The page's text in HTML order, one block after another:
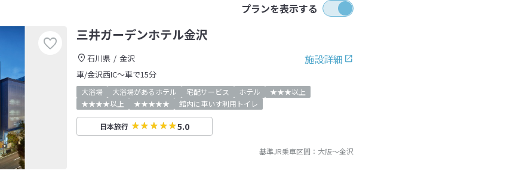
プランを表示する
三井ガーデンホテル金沢
施設詳細
石川県
金沢
車/金沢西IC～車で15分
大浴場 大浴場があるホテル 宅配サービス ホテル
★★★以上
★★★★以上
★★★★★ 館内に車いす利用トイレ
日本旅行 5.0
基準JR乗車区間： 大阪～金沢